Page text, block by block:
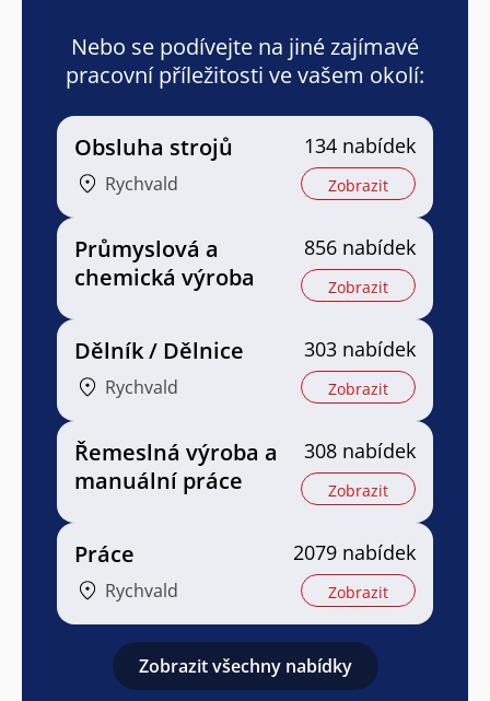
Nebo se podívejte na jiné zajímavé
pracovní příležitosti ve vašem okolí:
Obsluha strojů
Rychvald
134 nabídek
Zobrazit
Průmyslová a
chemická výroba
856 nabídek
Zobrazit
Dělník / Dělnice
Rychvald
303 nabídek
Zobrazit
Řemeslná výroba a
manuální práce
308 nabídek
Zobrazit
Práce
Rychvald
2079 nabídek
Zobrazit
Zobrazit všechny nabídky